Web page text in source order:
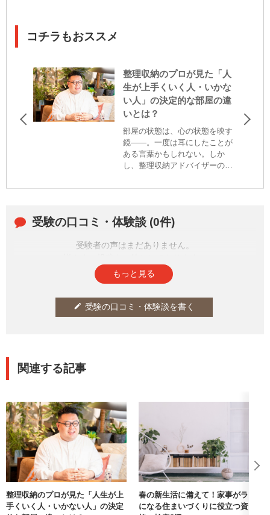
コチラもおススメ
整理収納のプロが見た「人
生が上手くいく人・いかな
い人」の決定的な部屋の違
いとは？
部屋の状態は、心の状態を映す
鏡——。一度は耳にしたことが
ある言葉かもしれない。しか
し、整理収納アドバイザーの安
ん） は、「部屋の状態は、人生
部屋を見てきたひでまるさん
など人生そのものが「上手くい
共通点、そして「上手く回らな
い人の部屋」の傾向について伺
受験の口コミ・体験談 (0件)
受験者の声はまだありません。
もっと見る
edit 受験の口コミ・体験談を書く
関連する記事
整理収納のプロが見た「人生が上
手くいく人・いかない人」の決定
春の新生活に備えて！家事がラク
になる住まいづくりに役立つ資